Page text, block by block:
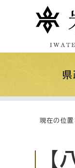
県
現在の位置